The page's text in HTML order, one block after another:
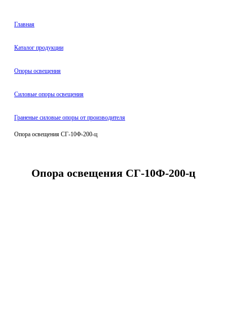
Главная
Каталог продукции
Oпоры oсвeщения
Силовые опоры освещения
Граненые силовые опоры от производителя
Опора освещения СГ-10Ф-200-ц
Опора освещения СГ-10Ф-200-ц